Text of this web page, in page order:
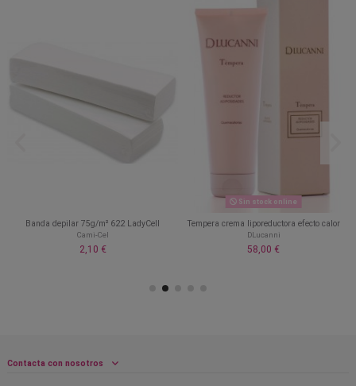
Banda depilar 75g/m² 622 LadyCell
Cami-Cel
2,10 €
Sin stock online
Tempera crema liporeductora efecto calor
DLucanni
58,00 €
Contacta con nosotros